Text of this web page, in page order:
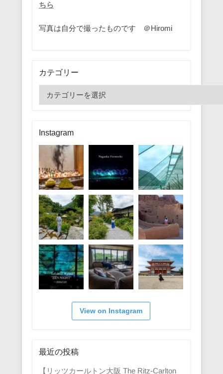
ちら
写真は自分で撮ったものです ＠Hiromi
カテゴリー
テ
リ
ー
Instagram
View on Instagram
最近の投稿
【リッツカールトン大阪 The Ritz-Carlton